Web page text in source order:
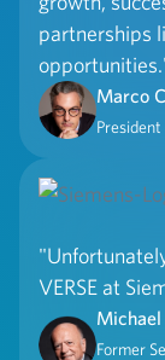
partnerships
Marco
VERSE at
Former